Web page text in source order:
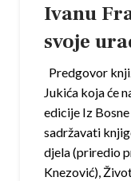
Ivanu
svoje
Predgovor
Jukića koja će
edicije Iz
sadržavati
djela (priredio
Knezović),